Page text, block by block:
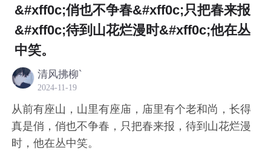
&#xff0c;俏也不争春&#xff0c;只把春来报
&#xff0c;待到山花烂漫时&#xff0c;他在丛
中笑。​
清风拂柳`
2024-11-19
从前有座山，山里有座庙，庙里有个老和尚，长得
真是俏，俏也不争春，只把春来报，待到山花烂漫
时，他在丛中笑。​